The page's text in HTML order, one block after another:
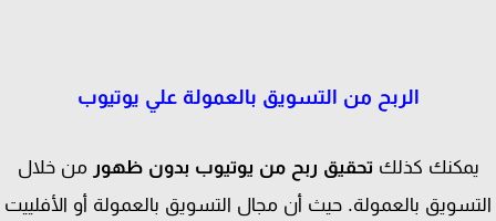
الربح من التسويق بالعمولة علي يوتيوب
كذلكتحقيق ربح من يوتيوب بدون ظهورمن خلال
بالعمولة. حيث أن مجال التسويق بالعمولة أو الأفلييت